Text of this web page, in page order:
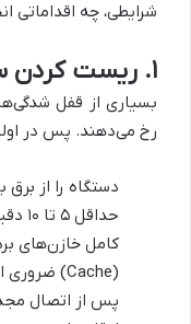
شرایطی، چه اقداماتی
۱. ریست کردن سیستم (Hard Reset)
بسیاری از قفل
رخ می‌دهند. پس در
دستگاه را از
کامل خازن‌های
(Cache) ضروری است.
پس از اتصال